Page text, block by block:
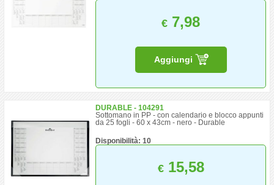
€ 7,98
Aggiungi
DURABLE - 104291
Sottomano in PP - con calendario e blocco appunti
da 25 fogli - 60 x 43cm - nero - Durable
Disponibilità: 10
€15,58